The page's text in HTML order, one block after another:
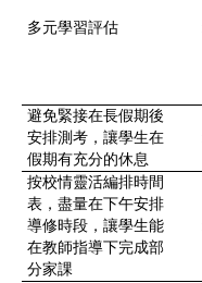
多元學習評估
避免緊接在長假期後
安排測考，讓學生在
假期有充分的休息
按校情靈活編排時間
表，盡量在下午安排
導修時段，讓學生能
在教師指導下完成部
分家課